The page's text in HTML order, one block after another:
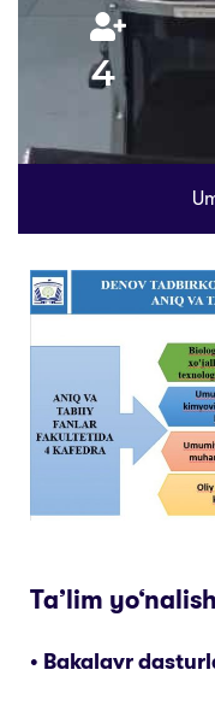
4
Ta’lim
• Bakalavr